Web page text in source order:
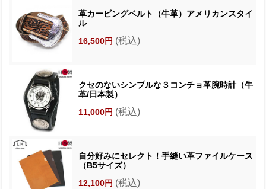
革カービングベルト（牛革）アメリカンスタイ
ル
16,500円 (税込)
クセのないシンプルな３コンチョ革腕時計（牛
革/日本製）
11,000円 (税込)
自分好みにセレクト！手縫い革ファイルケース
（B5サイズ）
12,100円 (税込)